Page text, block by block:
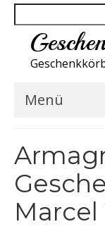
Menü
Küche A-Z
NEU